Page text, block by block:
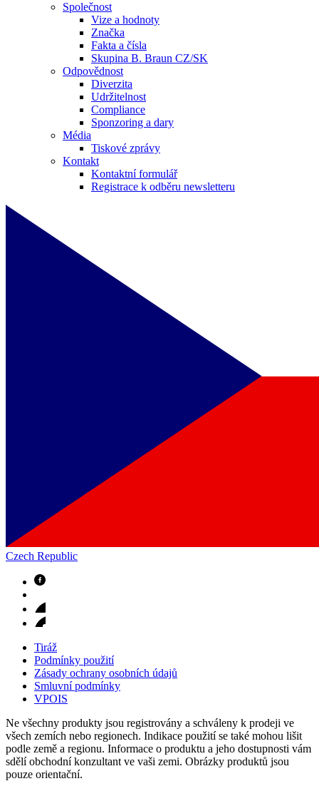
Společnost
Vize a hodnoty
Značka
Fakta a čísla
Skupina B. Braun CZ/SK
Odpovědnost
Diverzita
Udržitelnost
Compliance
Sponzoring a dary
Média
Tiskové zprávy
Kontakt
Kontaktní formulář
Registrace k odběru newsletteru
Czech Republic
Tiráž
Podmínky použití
Zásady ochrany osobních údajů
Smluvní podmínky
VPOIS
Ne všechny produkty jsou registrovány a schváleny k prodeji ve
všech zemích nebo regionech. Indikace použití se také mohou lišit
podle země a regionu. Informace o produktu a jeho dostupnosti vám
sdělí obchodní konzultant ve vaši zemi. Obrázky produktů jsou
pouze orientační.